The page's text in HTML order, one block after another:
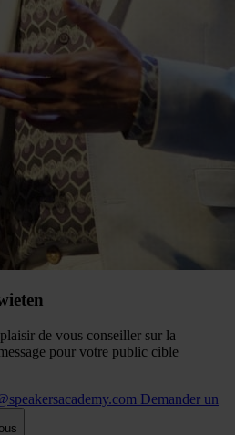
de vous conseiller sur la
pour votre public cible
Demander un